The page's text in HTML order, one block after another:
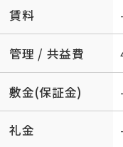
賃料 -
管理 / 共益費
敷金(保証金)
礼金 -